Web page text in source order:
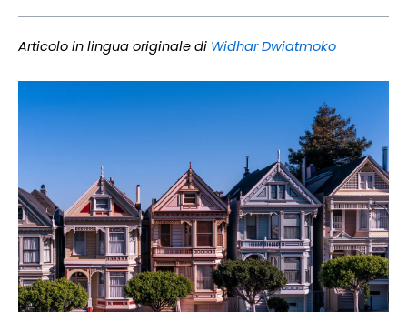
Articolo in lingua originale di Widhar Dwiatmoko